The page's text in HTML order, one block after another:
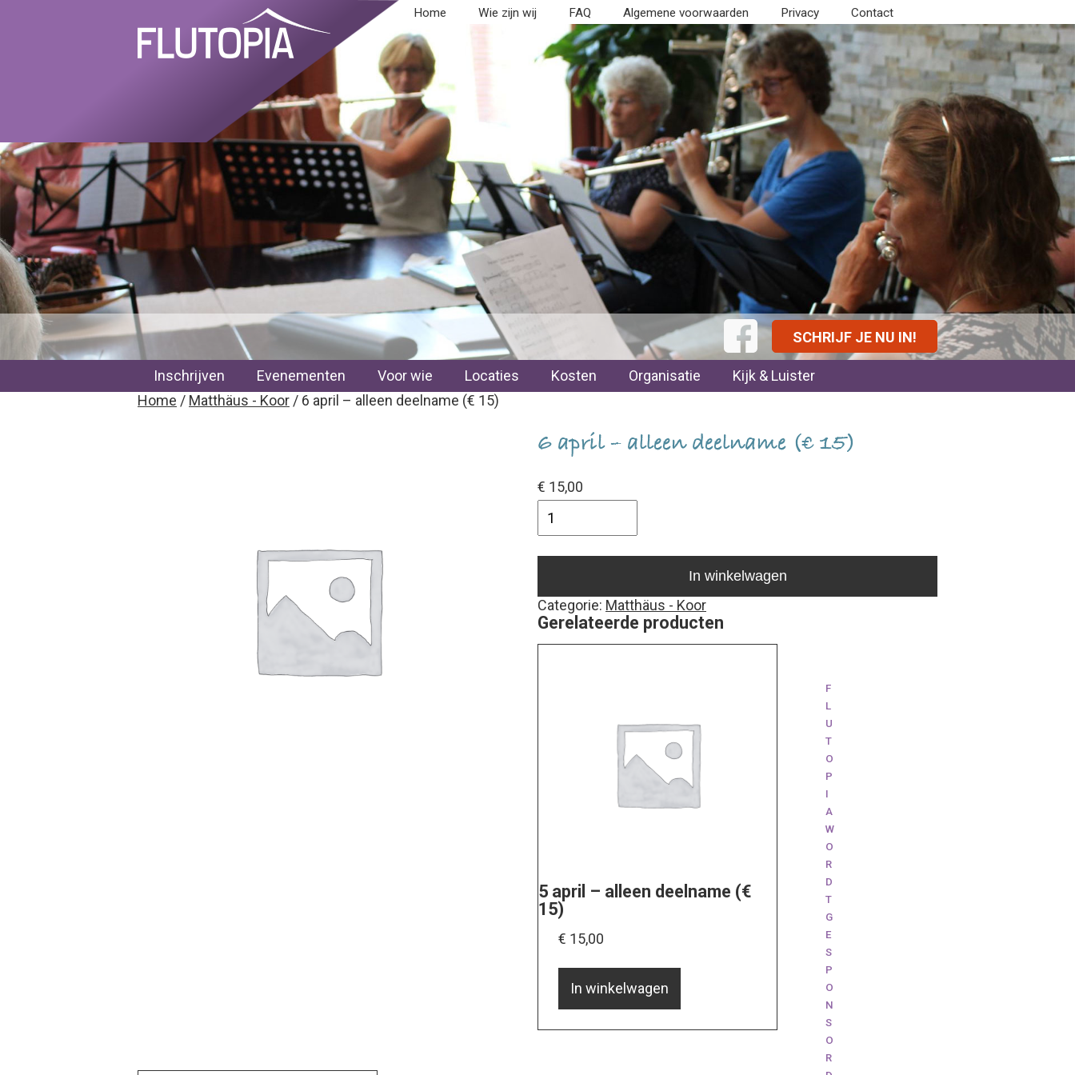
Home Wie zijn wij FAQ Algemene voorwaarden Privacy Contact
SCHRIJF JE NU IN!
Inschrijven Evenementen Voor wie Locaties Kosten Organisatie
Kijk & Luister
Home / Matthäus - Koor / 6 april – alleen deelname (€ 15)
6 april – alleen deelname (€ 15)
€ 15,00
In winkelwagen
Categorie: Matthäus - Koor
Gerelateerde producten
5 april – alleen deelname (€
15)
€ 15,00
In winkelwagen
F
L
U
T
O
P
I
A
W
O
R
D
T
G
E
S
P
O
N
S
O
R